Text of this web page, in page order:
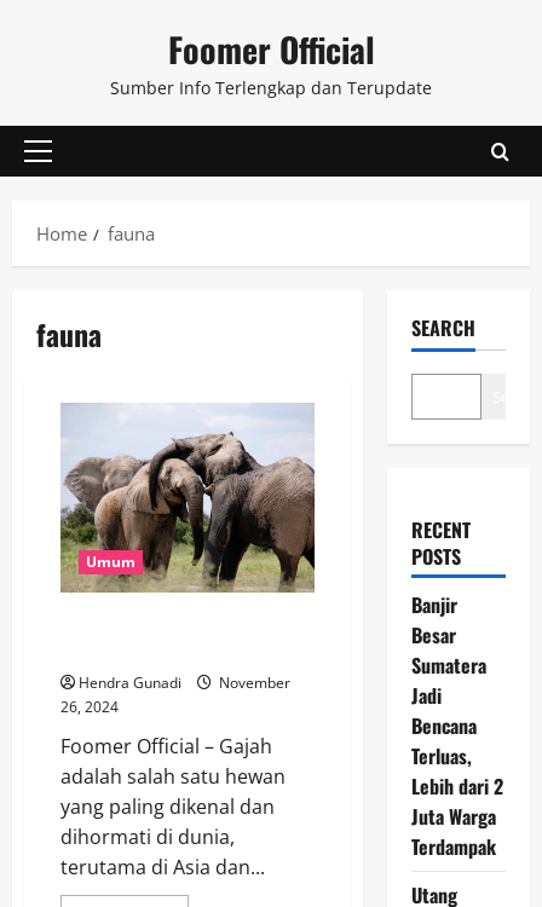
Foomer Official
Sumber Info Terlengkap dan Terupdate
Primary
Home
fauna
fauna
Umum
Hendra Gunadi
November
26, 2024
Foomer Official – Gajah
adalah salah satu hewan
yang paling dikenal dan
dihormati di dunia,
terutama di Asia dan...
SEARCH
RECENT
POSTS
Banjir
Besar
Sumatera
Jadi
Bencana
Terluas,
Lebih dari 2
Juta Warga
Terdampak
Utang